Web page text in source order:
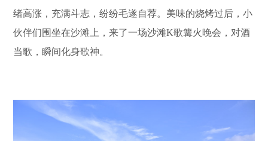
绪高涨，充满斗志，纷纷毛遂自荐。美味的烧烤过后，小
伙伴们围坐在沙滩上，来了一场沙滩K歌篝火晚会，对酒
当歌，瞬间化身歌神。